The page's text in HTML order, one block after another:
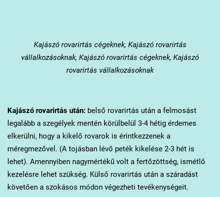
Kajászórovarirtás cégeknek, Kajászó rovarirtás
vállalkozásoknak, Kajászó rovarirtás cégeknek, Kajászó
rovarirtás vállalkozásoknak
Kajászórovarirtás után:belső rovarirtás után a felmosást
legalább a szegélyek mentén körülbelül 3-4 hétig érdemes
elkerülni, hogy a kikelő rovarok is érintkezzenek a
méregmezővel. (A tojásban lévő peték kikelése 2-3 hét is
lehet). Amennyiben nagymértékű volt a fertőzöttség, ismétlő
kezelésre lehet szükség. Külső rovarirtás után a száradást
követően a szokásos módon végezheti tevékenységeit.